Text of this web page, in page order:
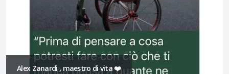
Alex Zanardi , maestro di vita ❤️